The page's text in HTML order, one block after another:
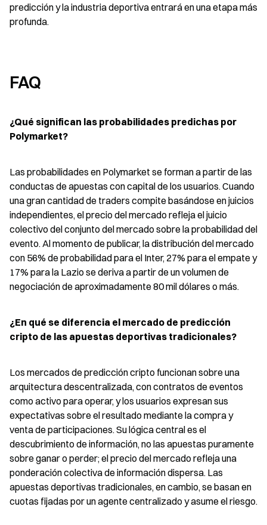
predicción y la industria deportiva entrará en una etapa más
profunda.
FAQ
¿Qué significan las probabilidades predichas por
Polymarket?
Las probabilidades en Polymarket se forman a partir de las
conductas de apuestas con capital de los usuarios. Cuando
una gran cantidad de traders compite basándose en juicios
independientes, el precio del mercado refleja el juicio
colectivo del conjunto del mercado sobre la probabilidad del
evento. Al momento de publicar, la distribución del mercado
con 56% de probabilidad para el Inter, 27% para el empate y
17% para la Lazio se deriva a partir de un volumen de
negociación de aproximadamente 80 mil dólares o más.
¿En qué se diferencia el mercado de predicción
cripto de las apuestas deportivas tradicionales?
Los mercados de predicción cripto funcionan sobre una
arquitectura descentralizada, con contratos de eventos
como activo para operar, y los usuarios expresan sus
expectativas sobre el resultado mediante la compra y
venta de participaciones. Su lógica central es el
descubrimiento de información, no las apuestas puramente
sobre ganar o perder; el precio del mercado refleja una
ponderación colectiva de información dispersa. Las
apuestas deportivas tradicionales, en cambio, se basan en
cuotas fijadas por un agente centralizado y asume el riesgo.